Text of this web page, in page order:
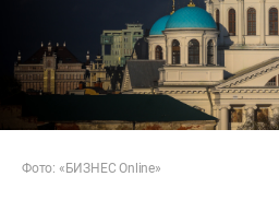
Фото: «БИЗНЕС Online»